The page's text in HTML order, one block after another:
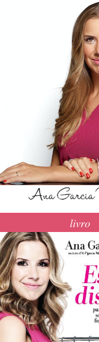
livro